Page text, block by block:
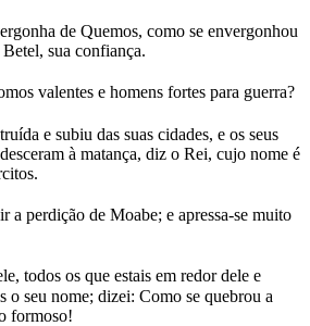
de Quemos, como se envergonhou
sua confiança.
valentes e homens fortes para guerra?
e subiu das suas cidades, e os seus
à matança, diz o Rei, cujo nome é
a perdição de Moabe; e apressa-se muito
todos os que estais em redor dele e
o seu nome; dizei: Como se quebrou a
formoso!